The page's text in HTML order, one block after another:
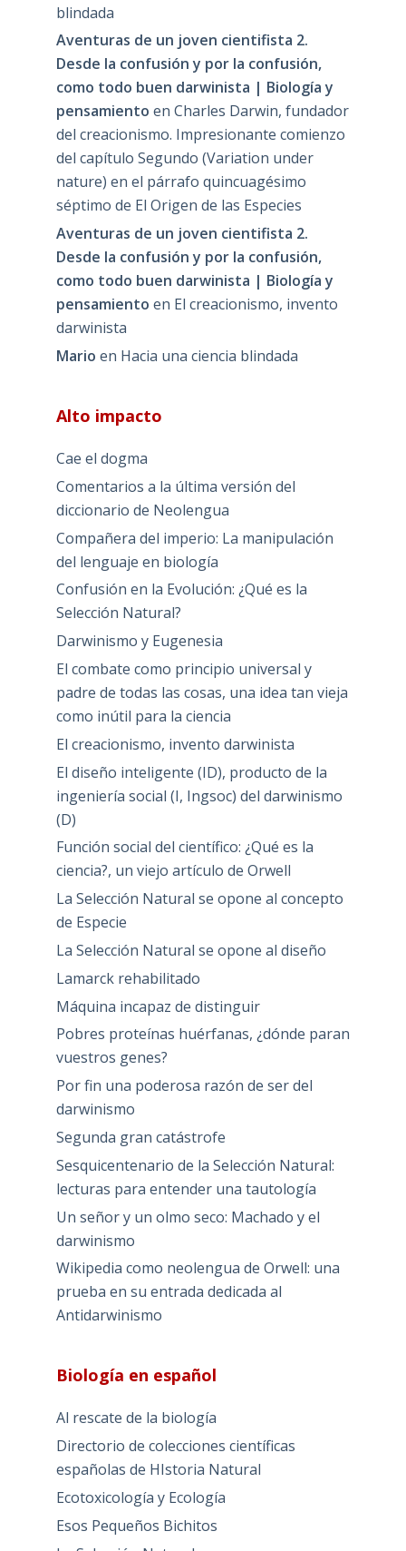
blindada
Aventuras de un joven cientifista 2.
Desde la confusión y por la confusión,
como todo buen darwinista | Biología y
pensamiento en Charles Darwin, fundador
del creacionismo. Impresionante comienzo
del capítulo Segundo (Variation under
nature) en el párrafo quincuagésimo
séptimo de El Origen de las Especies
Aventuras de un joven cientifista 2.
Desde la confusión y por la confusión,
como todo buen darwinista | Biología y
pensamiento en El creacionismo, invento
darwinista
Mario en Hacia una ciencia blindada
Alto impacto
Cae el dogma
Comentarios a la última versión del
diccionario de Neolengua
Compañera del imperio: La manipulación
del lenguaje en biología
Confusión en la Evolución: ¿Qué es la
Selección Natural?
Darwinismo y Eugenesia
El combate como principio universal y
padre de todas las cosas, una idea tan vieja
como inútil para la ciencia
El creacionismo, invento darwinista
El diseño inteligente (ID), producto de la
ingeniería social (I, Ingsoc) del darwinismo
(D)
Función social del científico: ¿Qué es la
ciencia?, un viejo artículo de Orwell
La Selección Natural se opone al concepto
de Especie
La Selección Natural se opone al diseño
Lamarck rehabilitado
Máquina incapaz de distinguir
Pobres proteínas huérfanas, ¿dónde paran
vuestros genes?
Por fin una poderosa razón de ser del
darwinismo
Segunda gran catástrofe
Sesquicentenario de la Selección Natural:
lecturas para entender una tautología
Un señor y un olmo seco: Machado y el
darwinismo
Wikipedia como neolengua de Orwell: una
prueba en su entrada dedicada al
Antidarwinismo
Biología en español
Al rescate de la biología
Directorio de colecciones científicas
españolas de HIstoria Natural
Ecotoxicología y Ecología
Esos Pequeños Bichitos